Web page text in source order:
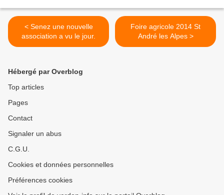
< Senez une nouvelle
association a vu le jour.
Foire agricole 2014 St
André les Alpes >
Hébergé par Overblog
Top articles
Pages
Contact
Signaler un abus
C.G.U.
Cookies et données personnelles
Préférences cookies